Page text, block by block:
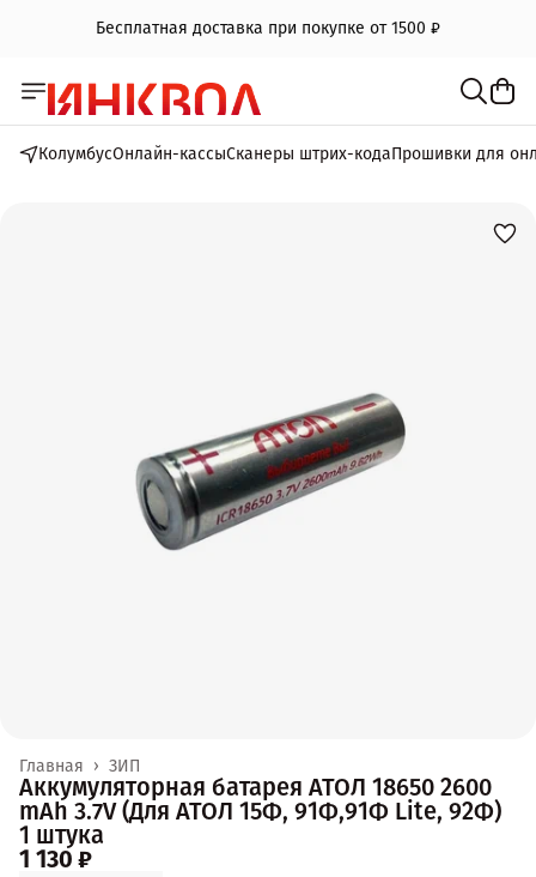
Бесплатная доставка при покупке от 1500 ₽
КолумбусОнлайн-кассыСканеры штрих-кодаПрошивки для
ЗИП
Главная ›
Аккумуляторная батарея АТОЛ 18650 2600
mAh 3.7V (Для АТОЛ 15Ф, 91Ф,91Ф Lite, 92Ф)
1 штука
1 130 ₽